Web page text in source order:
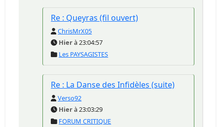
Re : Queyras (fil ouvert)
ChrisMrX05
Hierà 23:04:57
Les PAYSAGISTES
Re : La Danse des Infidèles (suite)
Verso92
Hierà 23:03:29
FORUM CRITIQUE